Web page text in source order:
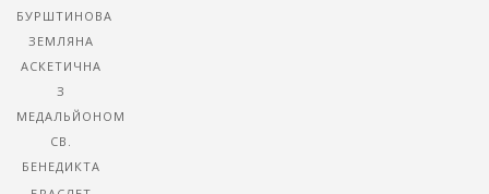
БУРШТИНОВА
ЗЕМЛЯНА
АСКЕТИЧНА
З
МЕДАЛЬЙОНОМ
СВ.
БЕНЕДИКТА